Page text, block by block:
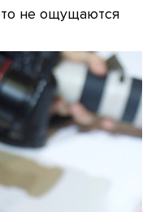
не ощущаются